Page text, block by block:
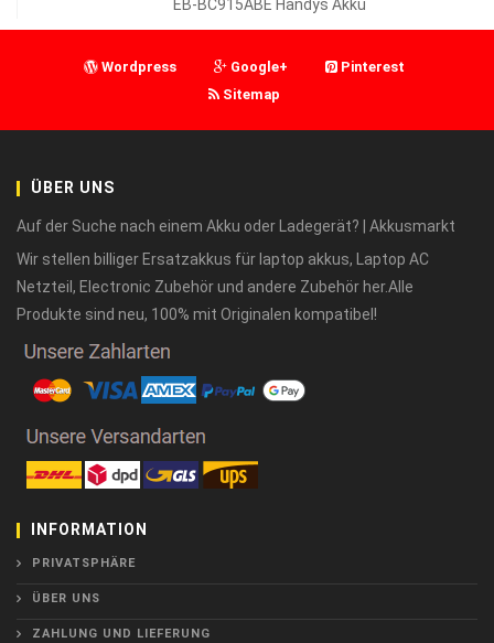
EB-BC915ABE Handys Akku
Wordpress Google+
Pinterest
Sitemap
ÜBER UNS
Auf der Suche nach einem Akku oder Ladegerät? | Akkusmarkt
Wir stellen billiger Ersatzakkus für laptop akkus, Laptop AC
Netzteil, Electronic Zubehör und andere Zubehör her.Alle
Produkte sind neu, 100% mit Originalen kompatibel!
INFORMATION
PRIVATSPHÄRE
ÜBER UNS
ZAHLUNG UND LIEFERUNG